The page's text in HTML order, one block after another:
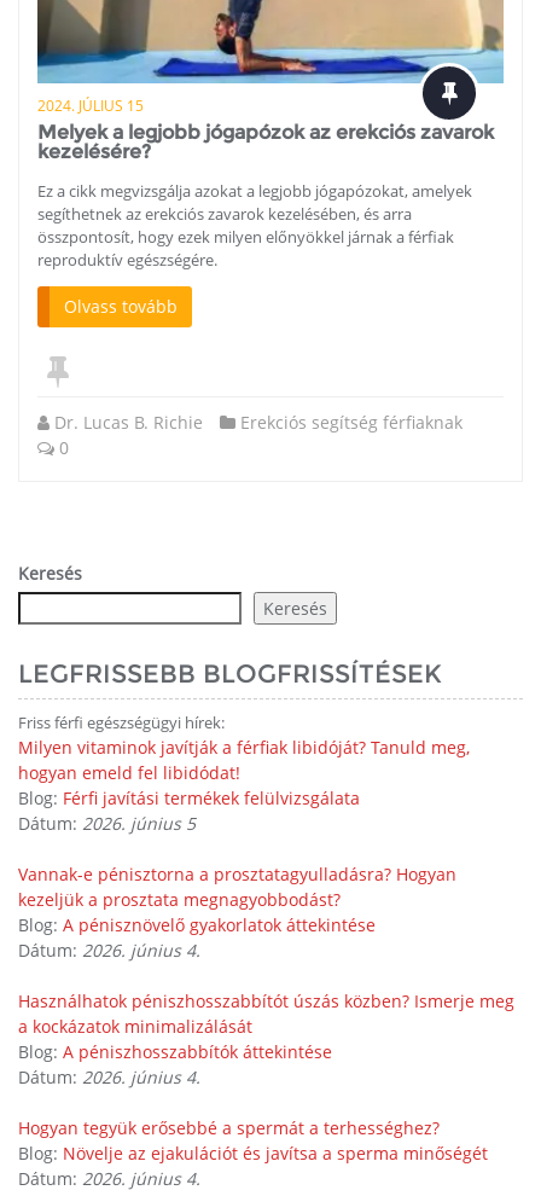
2024. JÚLIUS 15
Melyek a legjobb jógapózok az erekciós zavarok
kezelésére?
Ez a cikk megvizsgálja azokat a legjobb jógapózokat, amelyek
segíthetnek az erekciós zavarok kezelésében, és arra
összpontosít, hogy ezek milyen előnyökkel járnak a férfiak
reproduktív egészségére.
Olvass tovább
Dr. Lucas B. Richie
Erekciós segítség férfiaknak
0
Keresés
Keresés
LEGFRISSEBB BLOGFRISSÍTÉSEK
Friss férfi egészségügyi hírek:
Milyen vitaminok javítják a férfiak libidóját? Tanuld meg,
hogyan emeld fel libidódat!
Blog: Férfi javítási termékek felülvizsgálata
Dátum: 2026. június 5
Vannak-e pénisztorna a prosztatagyulladásra? Hogyan
kezeljük a prosztata megnagyobbodást?
Blog: A pénisznövelő gyakorlatok áttekintése
Dátum: 2026. június 4.
Használhatok péniszhosszabbítót úszás közben? Ismerje meg
a kockázatok minimalizálását
Blog: A péniszhosszabbítók áttekintése
Dátum: 2026. június 4.
Hogyan tegyük erősebbé a spermát a terhességhez?
Blog: Növelje az ejakulációt és javítsa a sperma minőségét
Dátum: 2026. június 4.